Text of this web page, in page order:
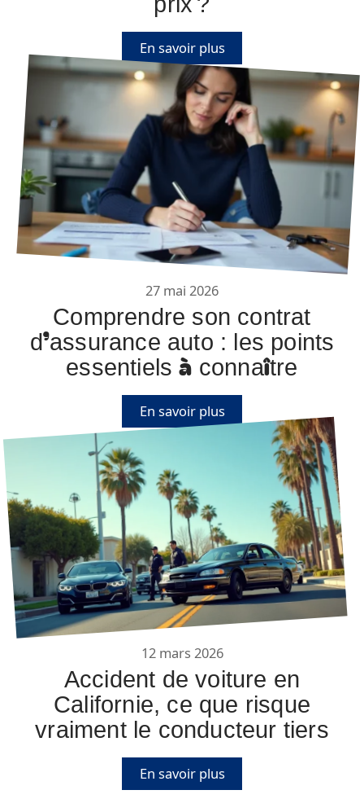
En savoir plus
27 mai 2026
Comprendre son contrat
d’assurance auto : les points
essentiels à connaître
En savoir plus
12 mars 2026
Accident de voiture en
Californie, ce que risque
vraiment le conducteur tiers
En savoir plus